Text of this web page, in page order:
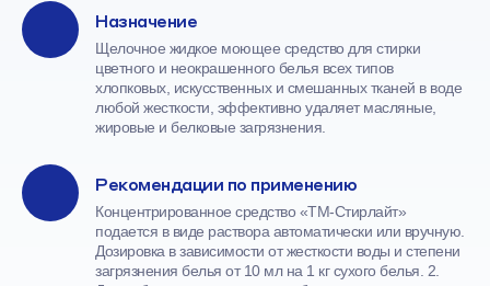
Назначение
Щелочное жидкое моющее средство для стирки
цветного и неокрашенного белья всех типов
хлопковых, искусственных и смешанных тканей в воде
любой жесткости, эффективно удаляет масляные,
жировые и белковые загрязнения.
Рекомендации по применению
Концентрированное средство «ТМ-Стирлайт»
подается в виде раствора автоматически или вручную.
Дозировка в зависимости от жесткости воды и степени
загрязнения белья от 10 мл на 1 кг сухого белья. 2.